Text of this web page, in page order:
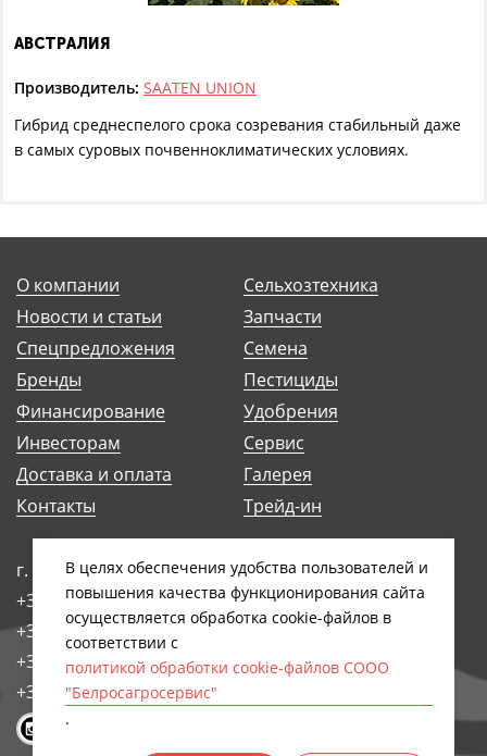
АВСТРАЛИЯ
Производитель: SAATEN UNION
Гибрид среднеспелого срока созревания cтабильный даже
в самых суровых почвенноклиматических условиях.
О компании
Новости и статьи
Спецпредложения
Бренды
Финансирование
Инвесторам
Доставка и оплата
Контакты
Сельхозтехника
Запчасти
Семена
Пестициды
Удобрения
Сервис
Галерея
Трейд-ин
г. Минск, ул. Антоновская, 14Б
+375 (17) 248-91-29
+375 (17) 242-97-93
+375 (17) 258-89-66
+375 (44) 768-79-84
В целях обеспечения удобства пользователей и
повышения качества функционирования сайта
осуществляется обработка сookiе-файлов в
соответствии с
политикой обработки cookie-файлов СООО
"Белросагросервис"
.